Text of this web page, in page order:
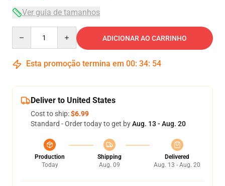
Ver guia de tamanhos
ADICIONAR AO CARRINHO
Esta promoção termina em 00: 34: 53
Deliver to United States
Cost to ship:$6.99
Standard - Order today to get byAug. 13 - Aug. 20
Production
Today
Shipping
Aug. 09
Delivered
Aug. 13 - Aug. 20